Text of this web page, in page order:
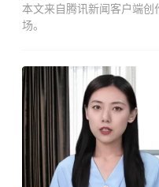
本文来自腾讯新闻客户端
场。